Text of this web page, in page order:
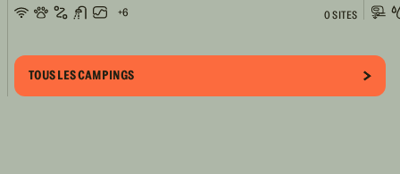
+6 0 SITES
TOUS LES CAMPINGS